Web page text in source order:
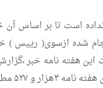
است تا بر اساس
شده ازسوی( رییس )
هفته نامه خبر
حتی سایر مطالب باشد و مدیران این هفته نامه در این بازه